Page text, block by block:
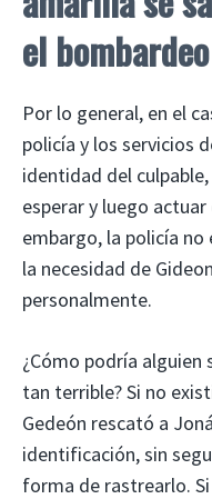
el bombardeo
Por lo general, en el
policía y los servicios
identidad del
esperar y luego
embargo, la policía no
la necesidad de
personalmente.
¿Cómo podría alguien
tan terrible? Si no
Gedeón rescató a
identificación, sin
forma de rastrearlo.